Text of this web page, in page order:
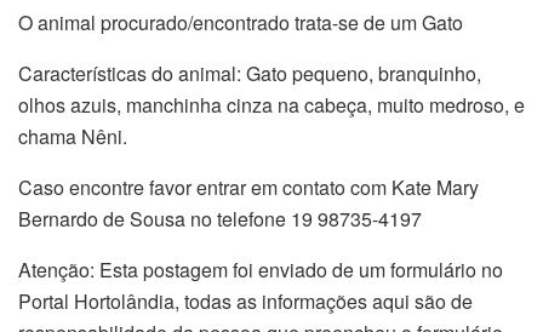
O animal procurado/encontrado trata-se de um Gato
Características do animal: Gato pequeno, branquinho,
olhos azuis, manchinha cinza na cabeça, muito medroso, e
chama Nêni.
Caso encontre favor entrar em contato com Kate Mary
Bernardo de Sousa no telefone 19 98735-4197
Atenção: Esta postagem foi enviado de um formulário no
Portal Hortolândia, todas as informações aqui são de